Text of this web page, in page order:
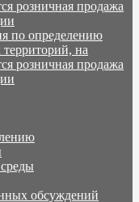
розничная продажа
по определению
на
розничная продажа
обсуждений